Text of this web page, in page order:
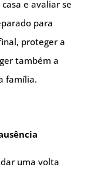
e avaliar se
para
proteger a
também a
família.
uma volta